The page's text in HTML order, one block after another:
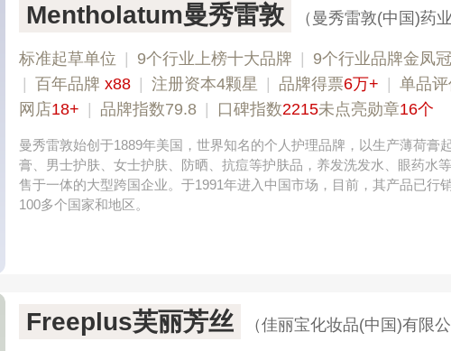
Mentholatum曼秀雷敦 （曼秀雷敦(中国)药
标准起草单位 9个行业上榜十大品牌 9个行业品牌金凤冠
百年品牌 x88 注册资本4颗星 品牌得票6万+ 单品评
网店18+ 品牌指数79.8 口碑指数2215未点亮勋章16个
曼秀雷敦始创于1889年美国，世界知名的个人护理品牌，以生产薄荷膏
膏、男士护肤、女士护肤、防晒、抗痘等护肤品，养发洗发水、眼药水
售于一体的大型跨国企业。于1991年进入中国市场，目前，其产品已行
100多个国家和地区。
Freeplus芙丽芳丝 （佳丽宝化妆品(中国)有限公